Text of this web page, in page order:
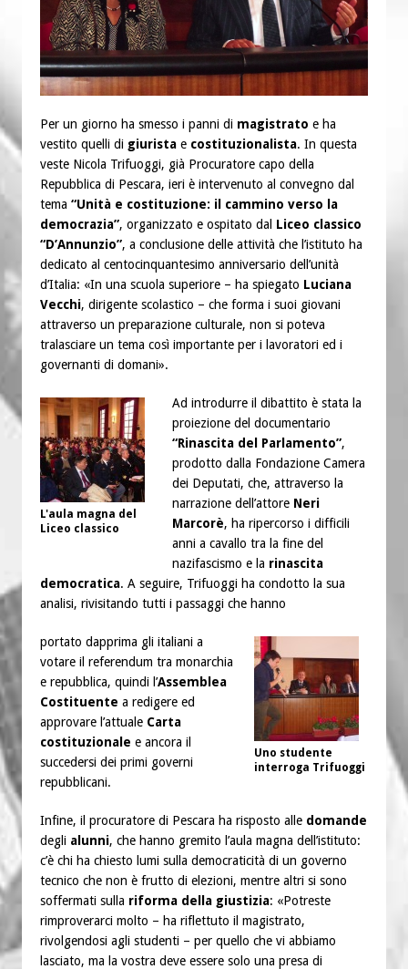
Per un giorno ha smesso i panni di magistrato e ha
vestito quelli di giurista e costituzionalista. In questa
veste Nicola Trifuoggi, già Procuratore capo della
Repubblica di Pescara, ieri è intervenuto al convegno dal
tema “Unità e costituzione: il cammino verso la
democrazia”, organizzato e ospitato dal Liceo classico
“D’Annunzio”, a conclusione delle attività che l’istituto ha
dedicato al centocinquantesimo anniversario dell’unità
d’Italia: «In una scuola superiore – ha spiegato Luciana
Vecchi, dirigente scolastico – che forma i suoi giovani
attraverso un preparazione culturale, non si poteva
tralasciare un tema così importante per i lavoratori ed i
governanti di domani».
L'aula magna del
Liceo classico
Ad introdurre il dibattito è stata la
proiezione del documentario
“Rinascita del Parlamento”,
prodotto dalla Fondazione Camera
dei Deputati, che, attraverso la
narrazione dell’attore Neri
Marcorè, ha ripercorso i difficili
anni a cavallo tra la fine del
nazifascismo e la rinascita
democratica. A seguire, Trifuoggi ha condotto la sua
analisi, rivisitando tutti i passaggi che hanno
Uno studente
interroga Trifuoggi
portato dapprima gli italiani a
votare il referendum tra monarchia
e repubblica, quindi l’Assemblea
Costituente a redigere ed
approvare l’attuale Carta
costituzionale e ancora il
succedersi dei primi governi
repubblicani.
Infine, il procuratore di Pescara ha risposto alle domande
degli alunni, che hanno gremito l’aula magna dell’istituto:
c’è chi ha chiesto lumi sulla democraticità di un governo
tecnico che non è frutto di elezioni, mentre altri si sono
soffermati sulla riforma della giustizia: «Potreste
rimproverarci molto – ha riflettuto il magistrato,
rivolgendosi agli studenti – per quello che vi abbiamo
lasciato, ma la vostra deve essere solo una presa di